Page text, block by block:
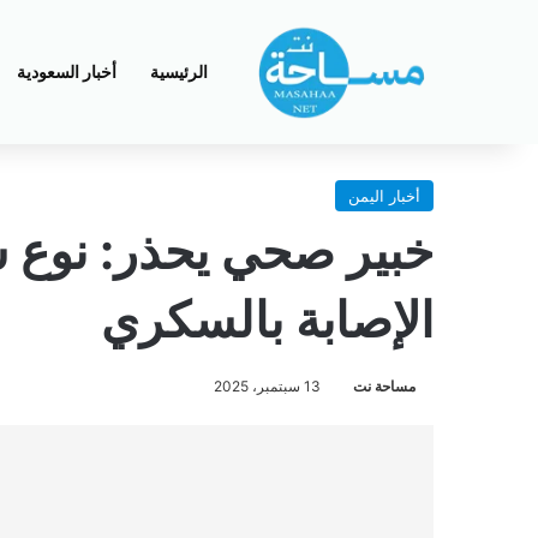
الرئيسية أخبار السعودية
أخبار اليمن
خبير صحي يحذر: نوع
الإصابة بالسكري
مساحة نت 13 سبتمبر، 2025